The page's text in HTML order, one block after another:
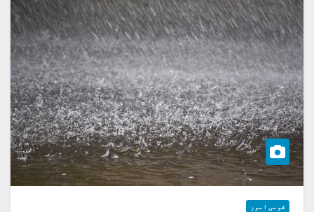
قومی امور